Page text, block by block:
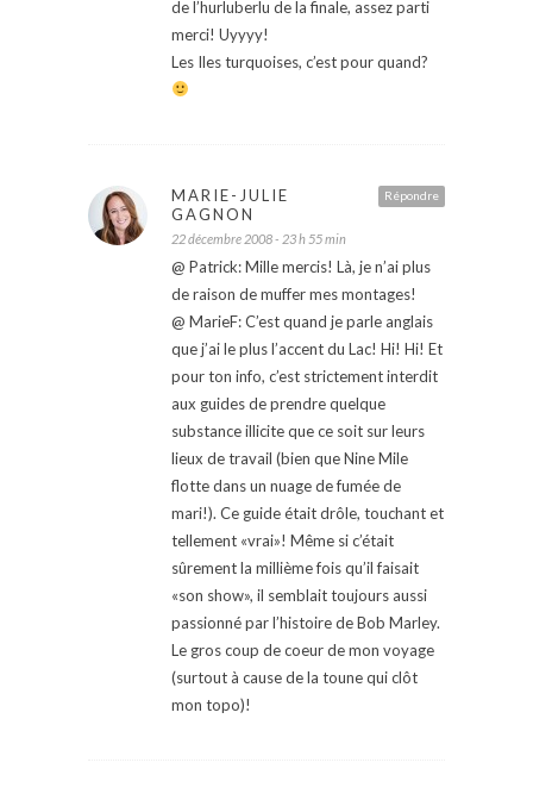
de l’hurluberlu de la finale, assez parti
merci! Uyyyy!
Les Iles turquoises, c’est pour quand?
Répondre
MARIE-JULIE
GAGNON
22 décembre 2008 - 23 h 55 min
@ Patrick: Mille mercis! Là, je n’ai plus
de raison de muffer mes montages!
@ MarieF: C’est quand je parle anglais
que j’ai le plus l’accent du Lac! Hi! Hi! Et
pour ton info, c’est strictement interdit
aux guides de prendre quelque
substance illicite que ce soit sur leurs
lieux de travail (bien que Nine Mile
flotte dans un nuage de fumée de
mari!). Ce guide était drôle, touchant et
tellement «vrai»! Même si c’était
sûrement la millième fois qu’il faisait
«son show», il semblait toujours aussi
passionné par l’histoire de Bob Marley.
Le gros coup de coeur de mon voyage
(surtout à cause de la toune qui clôt
mon topo)!